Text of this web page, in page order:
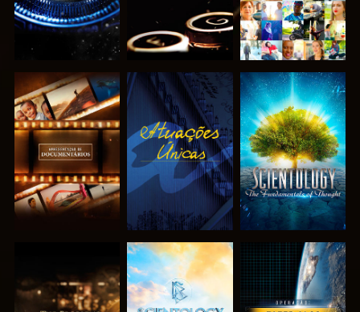
EXPLORAR A
SÉRIE
VER
EXPLORAR A
SÉRIE
EXPLORAR A
SÉRIE
EXPLORAR A
SÉRIE
VER